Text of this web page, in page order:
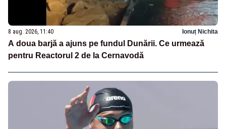
8 aug. 2026, 11:40 Ionuț Nichita
A doua barjă a ajuns pe fundul Dunării. Ce urmează
pentru Reactorul 2 de la Cernavodă